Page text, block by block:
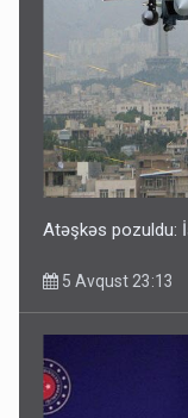
Atəşkəs pozuldu:
5 Avqust 23:13